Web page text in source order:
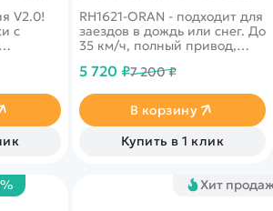
V2.0!
с
в
RH1621-ORAN - подходит для
заездов в дождь или снег. До
35 км/ч, полный привод,
5 720 ₽7 200 ₽
В корзину
Купить в 1 клик
Хит